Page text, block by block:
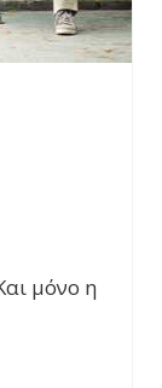
μόνο η